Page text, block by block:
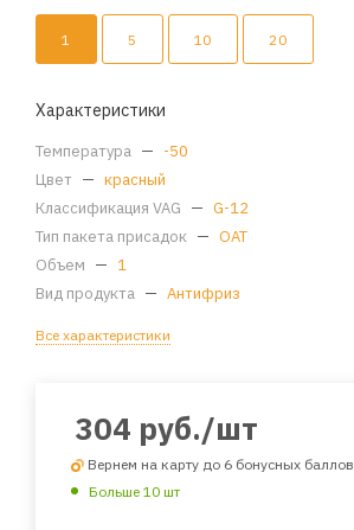
1 5 10 20
Характеристики
Температура — -50
Цвет — красный
Классификация VAG — G-12
Тип пакета присадок — OAT
Объем — 1
Вид продукта — Антифриз
Все характеристики
304 руб./шт
Вернем на карту до 6 бонусных баллов
Больше 10 шт